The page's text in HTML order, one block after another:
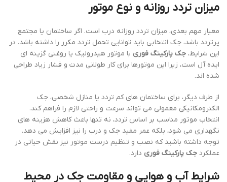
میزان تردد روزانه و نوع موتور
معیار مهم بعدی، میزان تردد روزانه درب است. اگر ساختمان یا مجتمع
پرتردد باشد، جک انتخابی باید توانایی تحمل تردد مکرر را داشته باشد. در
این شرایط، جک پارکینگ فوری با موتور هیدرولیک یا روغنی گزینه ای
ایده آل است، زیرا این موتورها برای کار طولانی مدت و فشار زیاد طراحی
شده اند.
از طرف دیگر، برای ساختمان های کم تردد یا منازل شخصی، جک
الکترومکانیکی معمولی می تواند سرعت و راحتی لازم را فراهم کند.
انتخاب موتور مناسب بر اساس تردد، نه تنها باعث کاهش هزینه های
نگهداری می شود، بلکه عمر مفید جک و درب را نیز افزایش می دهد.
توجه داشته باشید که نصب و تنظیم درست موتور نیز نقش حیاتی در
عملکرد جک پارکینگ فوری دارد.
شرایط آب و هوایی و مقاومت جک در محیط